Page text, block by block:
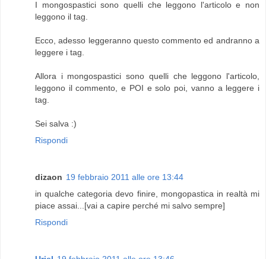
I mongospastici sono quelli che leggono l'articolo e non
leggono il tag.
Ecco, adesso leggeranno questo commento ed andranno a
leggere i tag.
Allora i mongospastici sono quelli che leggono l'articolo,
leggono il commento, e POI e solo poi, vanno a leggere i
tag.
Sei salva :)
Rispondi
dizaon 19 febbraio 2011 alle ore 13:44
in qualche categoria devo finire, mongopastica in realtà mi
piace assai...[vai a capire perché mi salvo sempre]
Rispondi